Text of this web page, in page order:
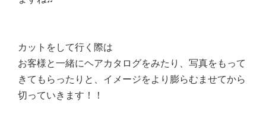
カットをして行く際は
お客様と一緒にヘアカタログをみたり、写真をもって
きてもらったりと、イメージをより膨らむませてから
切っていきます！！